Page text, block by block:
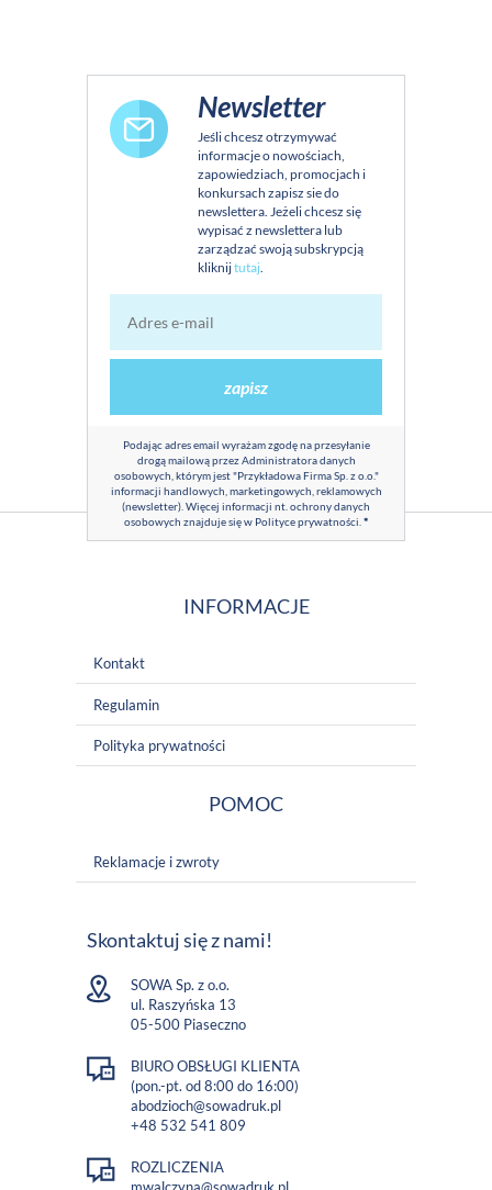
Newsletter
Jeśli chcesz otrzymywać
informacje o nowościach,
zapowiedziach, promocjach i
konkursach zapisz sie do
newslettera. Jeżeli chcesz się
wypisać z newslettera lub
zarządzać swoją subskrypcją
kliknijtutaj.
zapisz
Podając adres email wyrażam zgodę na przesyłanie
drogą mailową przez Administratora danych
osobowych, którym jest "Przykładowa Firma Sp. z o.o."
informacji handlowych, marketingowych, reklamowych
(newsletter). Więcej informacji nt. ochrony danych
osobowych znajduje się w Polityce prywatności *
INFORMACJE
Kontakt
Regulamin
Polityka prywatności
POMOC
Reklamacje i zwroty
Skontaktuj się z nami!
SOWA Sp. z o.o.
ul. Raszyńska 13
05-500 Piaseczno
BIURO OBSŁUGI KLIENTA
(pon.-pt. od 8:00 do 16:00)
abodzioch@sowadruk.pl
+48 532 541 809
ROZLICZENIA